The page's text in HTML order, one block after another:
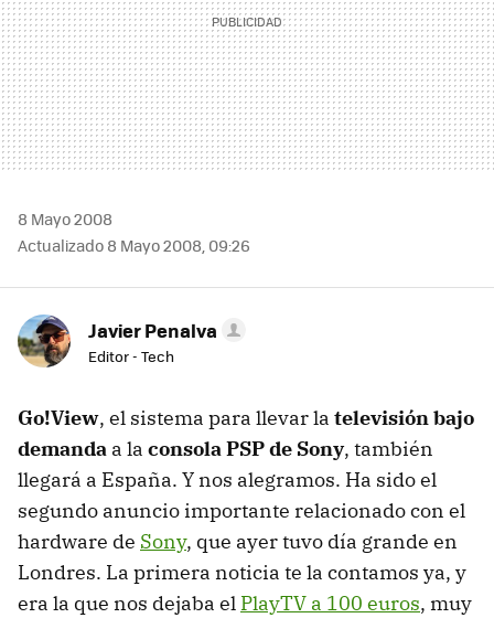
8 Mayo 2008
Actualizado 8 Mayo 2008, 09:26
Javier Penalva
Editor - Tech
Go!View, el sistema para llevar la televisión bajo
demanda a la consola PSP de Sony, también
llegará a España. Y nos alegramos. Ha sido el
segundo anuncio importante relacionado con el
hardware de Sony, que ayer tuvo día grande en
Londres. La primera noticia te la contamos ya, y
era la que nos dejaba el PlayTV a 100 euros, muy